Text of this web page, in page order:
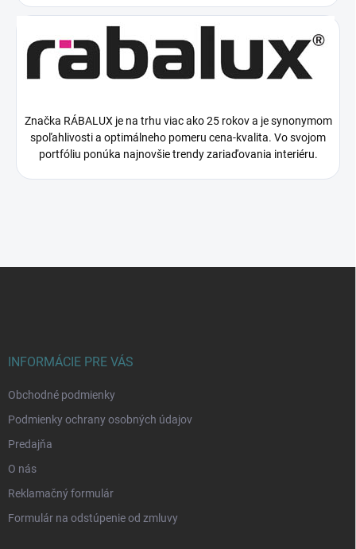
Značka RÁBALUX je na trhu viac ako 25 rokov a je synonymom
spoľahlivosti a optimálneho pomeru cena-kvalita. Vo svojom
portfóliu ponúka najnovšie trendy zariaďovania interiéru.
INFORMÁCIE PRE VÁS
Obchodné podmienky
Podmienky ochrany osobných údajov
Predajňa
O nás
Reklamačný formulár
Formulár na odstúpenie od zmluvy